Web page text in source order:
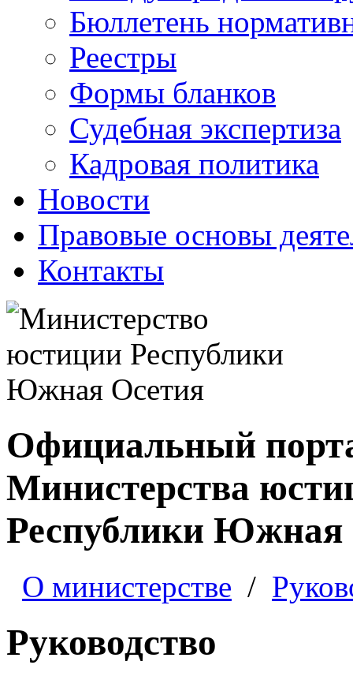
Бюллетень
Реестры
Формы бланков
Судебная экспертиза
Кадровая политика
Новости
Правовые основы
Контакты
Официальный
Министерства
Республики Южная
О министерстве /
Руководство